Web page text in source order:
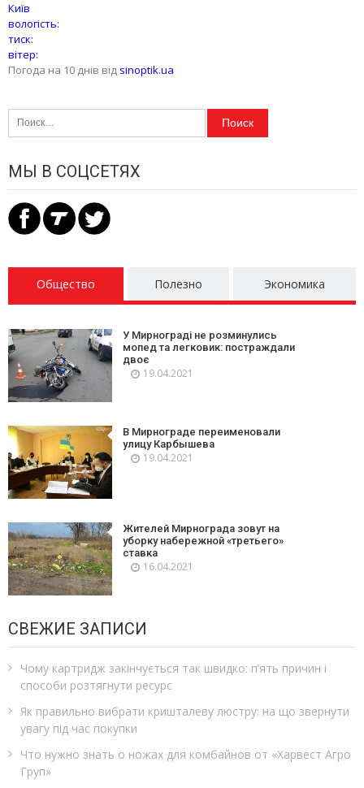
Київ
вологість:
тиск:
вітер:
Погода на 10 днів від sinoptik.ua
Найти:
МЫ В СОЦСЕТЯХ
Общество Полезно Экономика
У Мирнограді не розминулись
мопед та легковик: постраждали
двоє
19.04.2021
В Мирнограде переименовали
улицу Карбышева
19.04.2021
Жителей Мирнограда зовут на
уборку набережной «третьего»
ставка
16.04.2021
СВЕЖИЕ ЗАПИСИ
Чому картридж закінчується так швидко: п’ять причин і
способи розтягнути ресурс
Як правильно вибрати кришталеву люстру: на що звернути
увагу під час покупки
Что нужно знать о ножах для комбайнов от «Харвест Агро
Груп»